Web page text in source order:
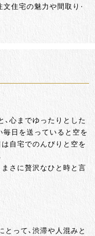
住宅の魅力や間取り・
心までゆったりとした
日を送っていると空を
自宅でのんびりと空を
さに贅沢なひと時と言
って、渋滞や人混みと